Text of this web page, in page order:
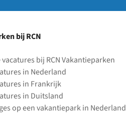
bij RCN
vacatures bij RCN Vakantieparken
in Nederland
in Frankrijk
in Duitsland
op een vakantiepark in Nederland